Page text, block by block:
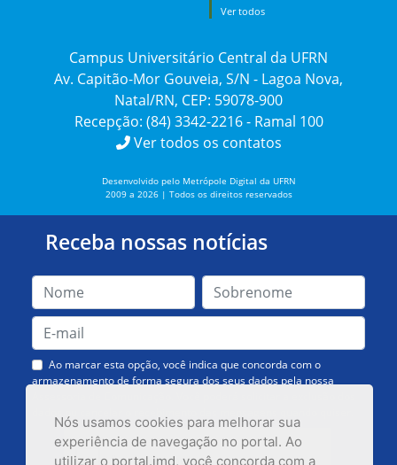
Nós usamos cookies para melhorar sua
experiência de navegação no portal. Ao
utilizar o portal.imd, você concorda com a
Ver todos
Campus Universitário Central da UFRN
Av. Capitão-Mor Gouveia, S/N - Lagoa Nova,
Natal/RN, CEP: 59078-900
Recepção: (84) 3342-2216 - Ramal 100
Ver todos os contatos
Desenvolvido pelo Metrópole Digital da UFRN
2009 a 2026 | Todos os direitos reservados
Receba nossas notícias
Ao marcar esta opção, você indica que concorda com o
armazenamento de forma segura dos seus dados pela nossa